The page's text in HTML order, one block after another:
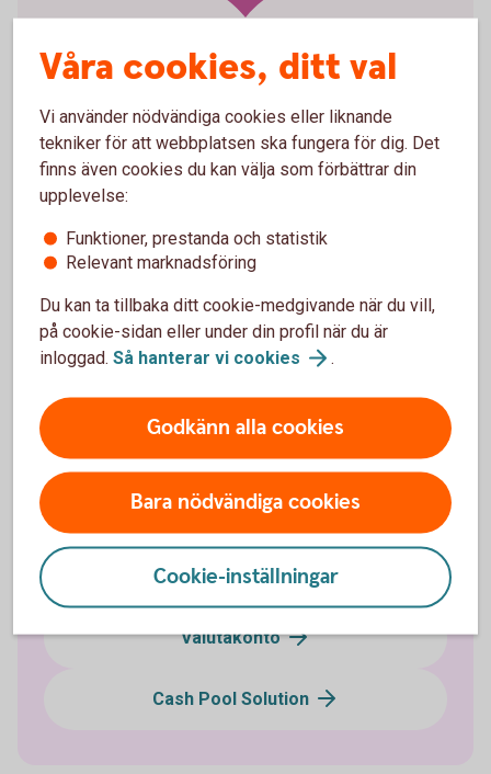
Vill ni veta mer om
koncernkonto?
Välkommen att kontakta er kundansvarige eller ett
bankkontor.
Har du frågor? Kontaktaoss.
Företagskonton
Bankgironummer
Koncernkonto
Valutakonto
Cash Pool Solution
Våra cookies, ditt val
Vi använder nödvändiga cookies eller liknande
tekniker för att webbplatsen ska fungera för dig. Det
finns även cookies du kan välja som förbättrar din
upplevelse:
Funktioner, prestanda och statistik
Relevant marknadsföring
Du kan ta tillbaka ditt cookie-medgivande när du vill,
på cookie-sidan eller under din profil när du är
inloggad. Så hanterar vi cookies .
Godkänn alla cookies
Bara nödvändiga cookies
Cookie-inställningar